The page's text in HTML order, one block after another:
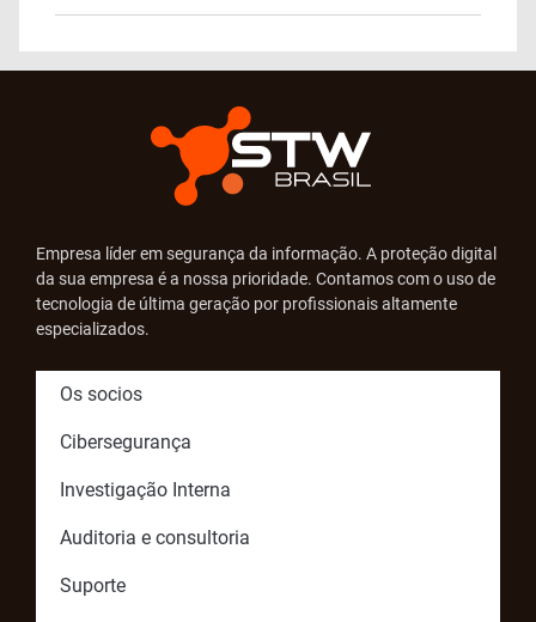
Empresa líder em segurança da informação. A proteção digital
da sua empresa é a nossa prioridade. Contamos com o uso de
tecnologia de última geração por profissionais altamente
especializados.
Os socios
Cibersegurança
Investigação Interna
Auditoria e consultoria
Suporte